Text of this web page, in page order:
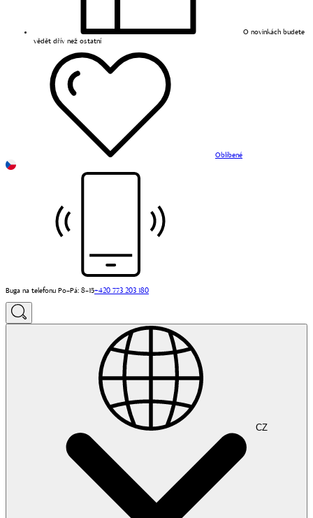
O novinkách budete
vědět dřív než ostatní
Oblíbené
Buga na telefonu Po–Pá: 8–15+420 773 203 180
CZ